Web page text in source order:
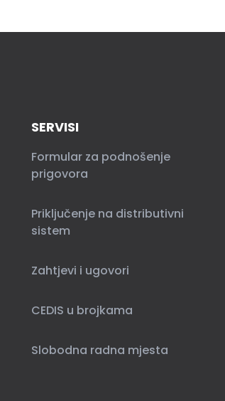
SERVISI
Formular za podnošenje
prigovora
Priključenje na distributivni
sistem
Zahtjevi i ugovori
CEDIS u brojkama
Slobodna radna mjesta